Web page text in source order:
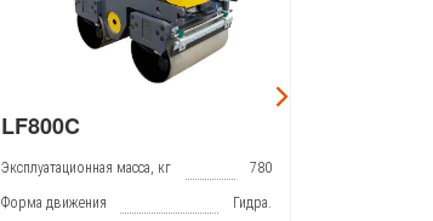
LF800C
Эксплуатационная масса, кг 780
Форма движения Гидра.